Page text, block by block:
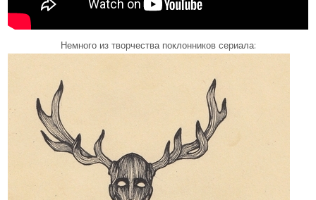
Немного из творчества поклонников сериала: